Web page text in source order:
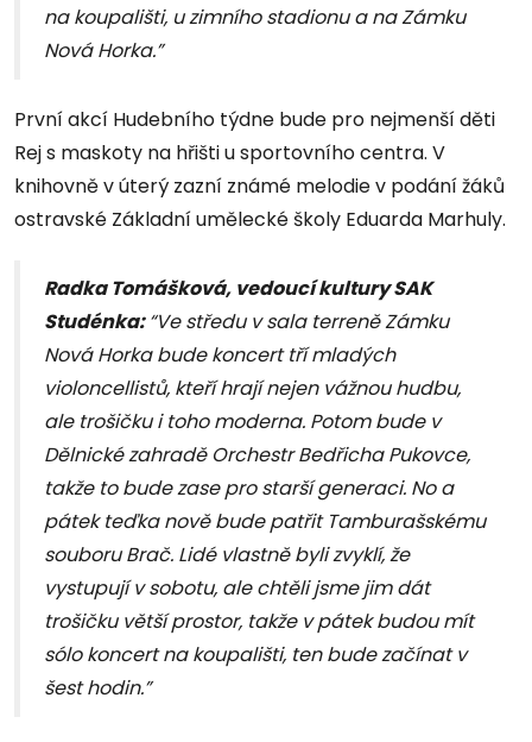
na koupališti, u zimního stadionu a na Zámku
Nová Horka.”
První akcí Hudebního týdne bude pro nejmenší děti
Rej s maskoty na hřišti u sportovního centra. V
knihovně v úterý zazní známé melodie v podání žáků
ostravské Základní umělecké školy Eduarda Marhuly.
Radka Tomášková, vedoucí kultury SAK
Studénka:“Ve středu v sala terreně Zámku
Nová Horka bude koncert tří mladých
violoncellistů, kteří hrají nejen vážnou hudbu,
ale trošičku i toho moderna. Potom bude v
Dělnické zahradě Orchestr Bedřicha Pukovce,
takže to bude zase pro starší generaci. No a
pátek teďka nově bude patřit Tamburašskému
souboru Brač. Lidé vlastně byli zvyklí, že
vystupují v sobotu, ale chtěli jsme jim dát
trošičku větší prostor, takže v pátek budou mít
sólo koncert na koupališti, ten bude začínat v
šest hodin.”